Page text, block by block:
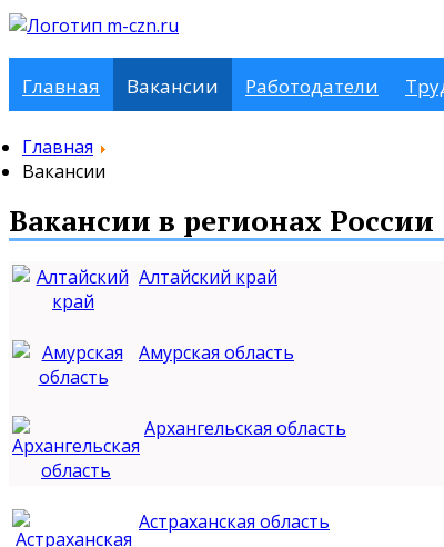
Главная Вакансии Работодатели
Главная
Вакансии
Вакансии в регионах России
Алтайский край
Амурская область
Архангельская область
Астраханская область